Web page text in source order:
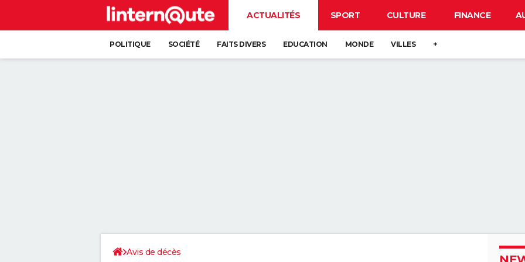
ACTUALITÉS SPORT CULTURE FINANCE
POLITIQUE SOCIÉTÉ FAITS DIVERS EDUCATION MONDE VILLES +
Avis de décès